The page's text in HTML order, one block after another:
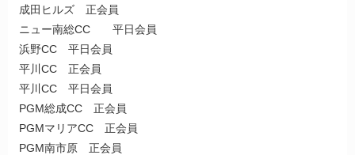
成田ヒルズ 正会員
ニュー南総CC 平日会員
浜野CC 平日会員
平川CC 正会員
平川CC 平日会員
PGM総成CC 正会員
PGMマリアCC 正会員
PGM南市原 正会員